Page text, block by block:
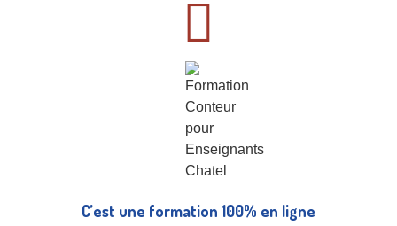
C’est une formation 100% en ligne